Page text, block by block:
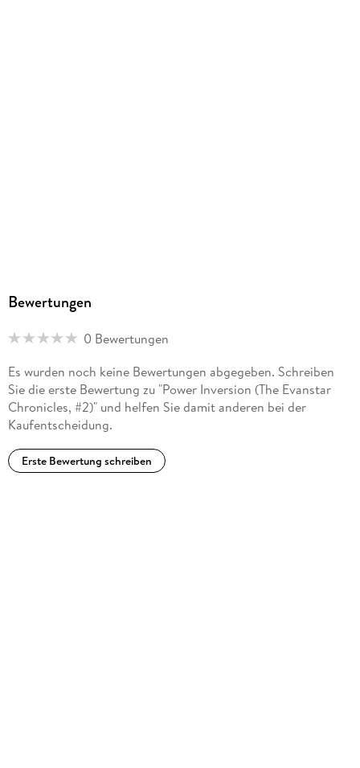
Bewertungen
0 Bewertungen
Es wurden noch keine Bewertungen abgegeben. Schreiben
Sie die erste Bewertung zu "Power Inversion (The Evanstar
Chronicles, #2)" und helfen Sie damit anderen bei der
Kaufentscheidung.
Erste Bewertung schreiben